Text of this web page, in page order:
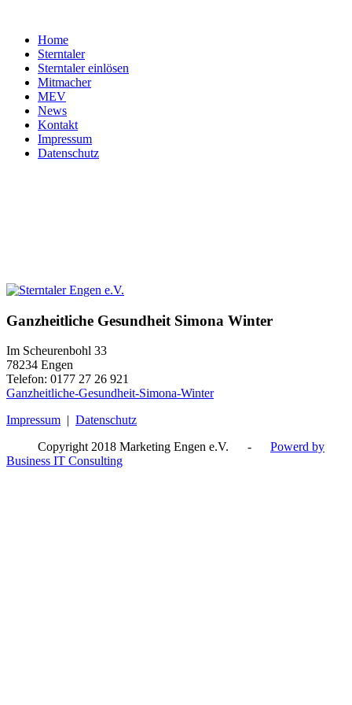
Home
Sterntaler
Sterntaler einlösen
Mitmacher
MEV
News
Kontakt
Impressum
Datenschutz
Ganzheitliche Gesundheit Simona Winter
Im Scheurenbohl 33
78234 Engen
Telefon: 0177 27 26 921
Ganzheitliche-Gesundheit-Simona-Winter
Impressum | Datenschutz
Copyright 2018 Marketing Engen e.V. - Powerd by
Business IT Consulting